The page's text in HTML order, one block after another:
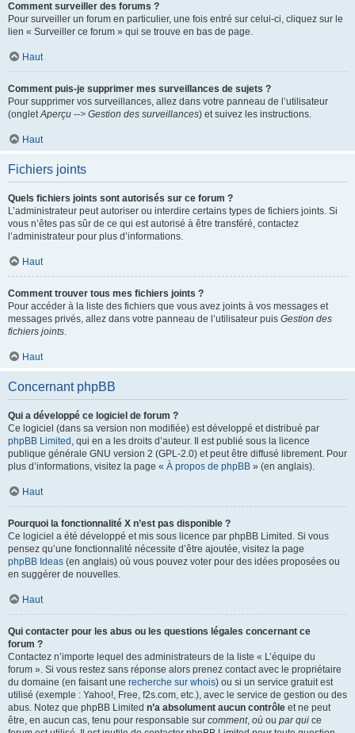
Comment surveiller des forums ?
Pour surveiller un forum en particulier, une fois entré sur celui-ci, cliquez sur le
lien « Surveiller ce forum » qui se trouve en bas de page.
Haut
Comment puis-je supprimer mes surveillances de sujets ?
Pour supprimer vos surveillances, allez dans votre panneau de l’utilisateur
(ongletAperçu --> Gestion des surveillances) et suivez les instructions.
Haut
Fichiers joints
Quels fichiers joints sont autorisés sur ce forum ?
L’administrateur peut autoriser ou interdire certains types de fichiers joints. Si
vous n’êtes pas sûr de ce qui est autorisé à être transféré, contactez
l’administrateur pour plus d’informations.
Haut
Comment trouver tous mes fichiers joints ?
Pour accéder à la liste des fichiers que vous avez joints à vos messages et
messages privés, allez dans votre panneau de l’utilisateur puis Gestion des
fichiers joints.
Haut
Concernant phpBB
Qui a développé ce logiciel de forum ?
Ce logiciel (dans sa version non modifiée) est développé et distribué par
phpBB Limited , qui en a les droits d’auteur. Il est publié sous la licence
publique générale GNU version 2 (GPL-2.0) et peut être diffusé librement. Pour
plus d’informations, visitez la page « À propos de phpBB » (en anglais).
Haut
Pourquoi la fonctionnalité X n’est pas disponible ?
Ce logiciel a été développé et mis sous licence par phpBB Limited. Si vous
pensez qu’une fonctionnalité nécessite d’être ajoutée, visitez la page
phpBB Ideas (en anglais) où vous pouvez voter pour des idées proposées ou
en suggérer de nouvelles.
Haut
Qui contacter pour les abus ou les questions légales concernant ce
forum ?
Contactez n’importe lequel des administrateurs de la liste « L’équipe du
forum ». Si vous restez sans réponse alors prenez contact avec le propriétaire
du domaine (en faisant une recherche sur whois) ou si un service gratuit est
utilisé (exemple : Yahoo!, Free, f2s.com, etc.), avec le service de gestion ou des
abus. Notez que phpBB Limited n’a absolument aucun contrôle et ne peut
être, en aucun cas, tenu pour responsable sur comment, où ou par qui ce